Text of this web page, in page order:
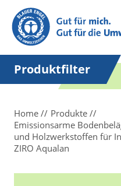
Suchbegriff in
Anführungszeichen
setzen.
Produktfilter
Home
Produkte
Emissionsarme
und Holzwerkstoffen für
ZIRO Aqualan